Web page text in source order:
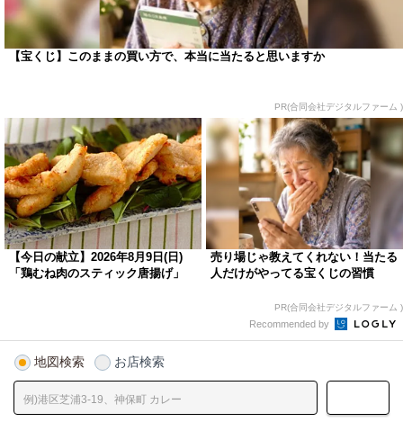
【宝くじ】このままの買い方で、本当に当たると思いますか
PR(合同会社デジタルファーム )
【今日の献立】2026年8月9日(日)
「鶏むね肉のスティック唐揚げ」
売り場じゃ教えてくれない！当たる
人だけがやってる宝くじの習慣
PR(合同会社デジタルファーム )
Recommended by
地図検索 お店検索